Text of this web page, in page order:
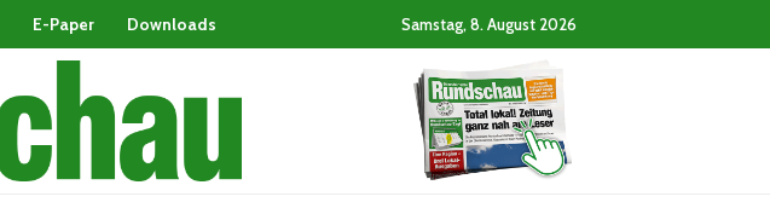
E-Paper Downloads Samstag, 8. August 2026